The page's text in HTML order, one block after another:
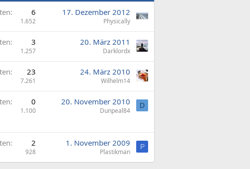
6
1.652
17. Dezember 2012
Physically
3
1.257
20. März 2011
Darklordx
23
7.261
24. März 2010
Wilhelm14
0
1.100
20. November 2010
Dunpeal84
D
2
928
1. November 2009
Plastikman
P